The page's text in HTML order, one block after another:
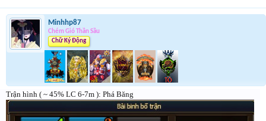
Minhhp87
Chém Gió Thần Sầu
Chữ Ký Động
Trận hình ( ~ 45% LC 6-7m ): Phá Băng